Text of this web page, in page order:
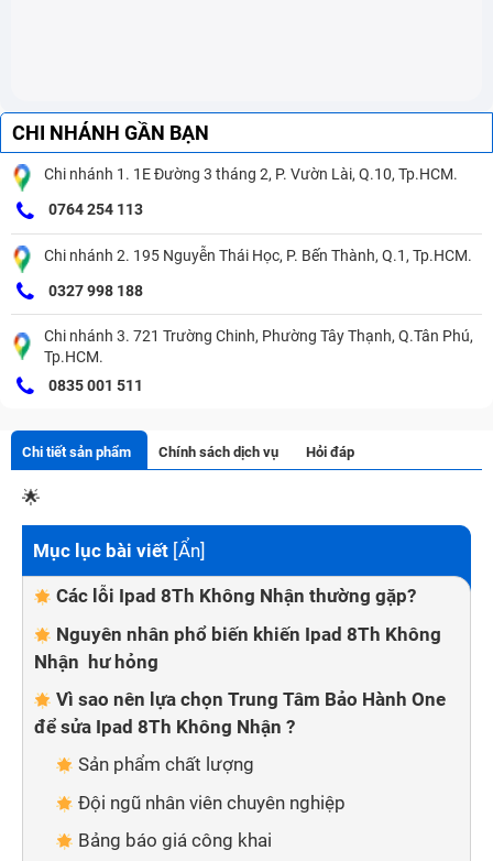
CHI NHÁNH GẦN BẠN
Chi nhánh 1. 1E Đường 3 tháng 2, P. Vườn Lài, Q.10, Tp.HCM.
0764 254 113
Chi nhánh 2. 195 Nguyễn Thái Học, P. Bến Thành, Q.1, Tp.HCM.
0327 998 188
Chi nhánh 3. 721 Trường Chinh, Phường Tây Thạnh, Q.Tân Phú,
Tp.HCM.
0835 001 511
Chi tiết sản phẩm Chính sách dịch vụ Hỏi đáp
🌟
Mục lục bài viết [Ẩn]
Các lỗi Ipad 8Th Không Nhận thường gặp?
Nguyên nhân phổ biến khiến Ipad 8Th Không
Nhận hư hỏng
Vì sao nên lựa chọn Trung Tâm Bảo Hành One
để sửa Ipad 8Th Không Nhận ?
Sản phẩm chất lượng
Đội ngũ nhân viên chuyên nghiệp
Bảng báo giá công khai